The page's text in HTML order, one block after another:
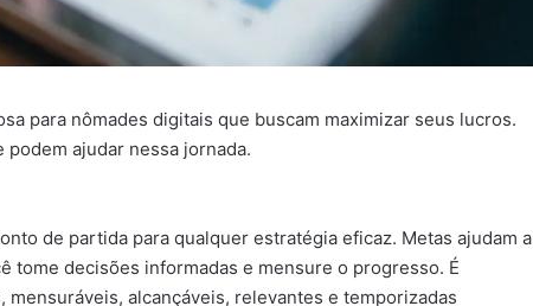
para nômades digitais que buscam maximizar seus lucros.
ajudar nessa jornada.
de partida para qualquer estratégia eficaz. Metas ajudam a
tome decisões informadas e mensure o progresso. É
alcançáveis, relevantes e temporizadas